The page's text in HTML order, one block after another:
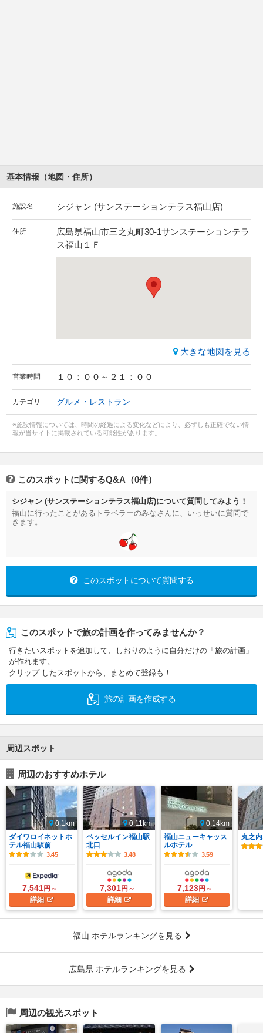
基本情報（地図・住所）
施設名 シジャン (サンステーションテラス福山店)
住所
広島県福山市三之丸町30-1サンステーションテラ
ス福山１Ｆ
大きな地図を見る
営業時間 １０：００～２１：００
カテゴリ グルメ・レストラン
※施設情報については、時間の経過による変化などにより、必ずしも正確でない情
報が当サイトに掲載されている可能性があります。
このスポットに関するQ&A（0件）
シジャン (サンステーションテラス福山店)について質問してみよう！
福山に行ったことがあるトラベラーのみなさんに、いっせいに質問で
きます。
このスポットについて質問する
このスポットで旅の計画を作ってみませんか？
行きたいスポットを追加して、しおりのように自分だけの「旅の計画」
が作れます。
クリップ したスポットから、まとめて登録も！
旅の計画を作成する
周辺スポット
周辺のおすすめホテル
0.1km
ダイワロイネットホ
テル福山駅前
3.45
7,541円～
詳細
0.11km
ベッセルイン福山駅
北口
3.48
7,301円～
詳細
0.14km
福山ニューキャッス
ルホテル
3.59
7,123円～
詳細
丸之
福山 ホテルランキングを見る
広島県 ホテルランキングを見る
周辺の観光スポット